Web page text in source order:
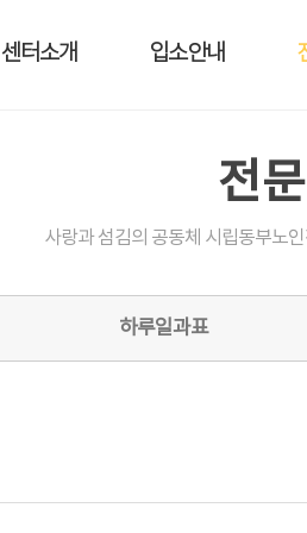
센터소개 입소안내
전
사랑과 섬김의 공동체 시립동부노
하루일과표